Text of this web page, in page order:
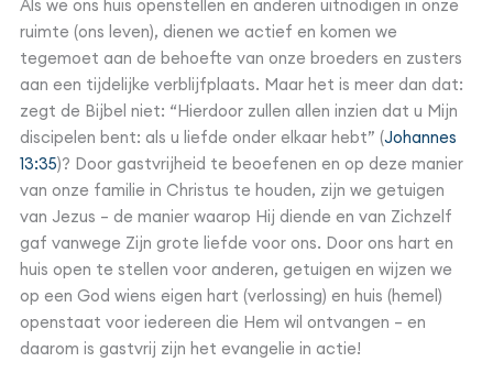
Als we ons huis openstellen en anderen uitnodigen in onze
ruimte (ons leven), dienen we actief en komen we
tegemoet aan de behoefte van onze broeders en zusters
aan een tijdelijke verblijfplaats. Maar het is meer dan dat:
zegt de Bijbel niet: “Hierdoor zullen allen inzien dat u Mijn
discipelen bent: als u liefde onder elkaar hebt” (Johannes
13:35)? Door gastvrijheid te beoefenen en op deze manier
van onze familie in Christus te houden, zijn we getuigen
van Jezus – de manier waarop Hij diende en van Zichzelf
gaf vanwege Zijn grote liefde voor ons. Door ons hart en
huis open te stellen voor anderen, getuigen en wijzen we
op een God wiens eigen hart (verlossing) en huis (hemel)
openstaat voor iedereen die Hem wil ontvangen – en
daarom is gastvrij zijn het evangelie in actie!